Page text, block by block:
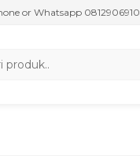
or Whatsapp 081290691054